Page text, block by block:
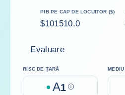
PIB PE CAP DE LOCUITOR ($)
$101510.0
Evaluare
RISC DE ȚARĂ
A1 Help